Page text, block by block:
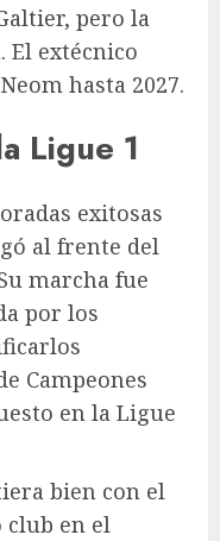
pero la
El extécnico
hasta 2027.
Ligue 1
exitosas
al frente del
marcha fue
por los
Campeones
en la Ligue
bien con el
club en el